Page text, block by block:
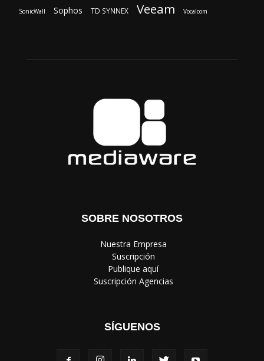
SonicWall Sophos TD SYNNEX Veeam Vocalcom
SOBRE NOSOTROS
‎ Nuestra Empresa
‎ Suscripción
‎ Publique aquí
‎ Suscripción Agencias
SÍGUENOS